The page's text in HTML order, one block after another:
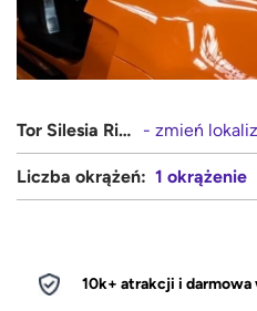
Tor Silesia Ring (Kamień Śląski, Opole) - zmień
Liczba okrążeń: 1 okrążenie
10k+ atrakcji i darmowa